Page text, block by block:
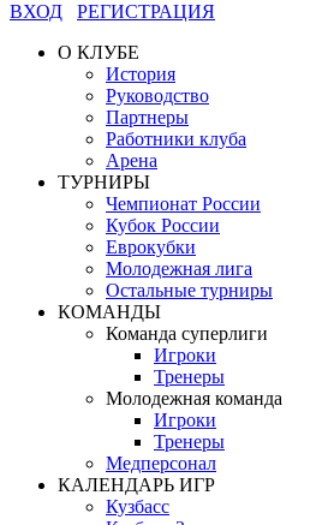
ВХОД
РЕГИСТРАЦИЯ
О КЛУБЕ
История
Руководство
Партнеры
Работники клуба
Арена
ТУРНИРЫ
Чемпионат России
Кубок России
Еврокубки
Молодежная лига
Остальные турниры
КОМАНДЫ
Команда суперлиги
Игроки
Тренеры
Молодежная команда
Игроки
Тренеры
Медперсонал
КАЛЕНДАРЬ ИГР
Кузбасс